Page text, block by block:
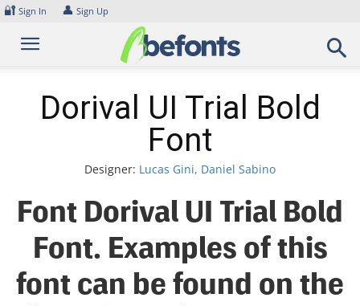
Skip
content
🔐 Sign In 👤 Sign Up
Dorival UI Trial Bold
Font
Designer: Lucas Gini, Daniel Sabino
Font Dorival UI Trial Bold
Font. Examples of this
font can be found on the